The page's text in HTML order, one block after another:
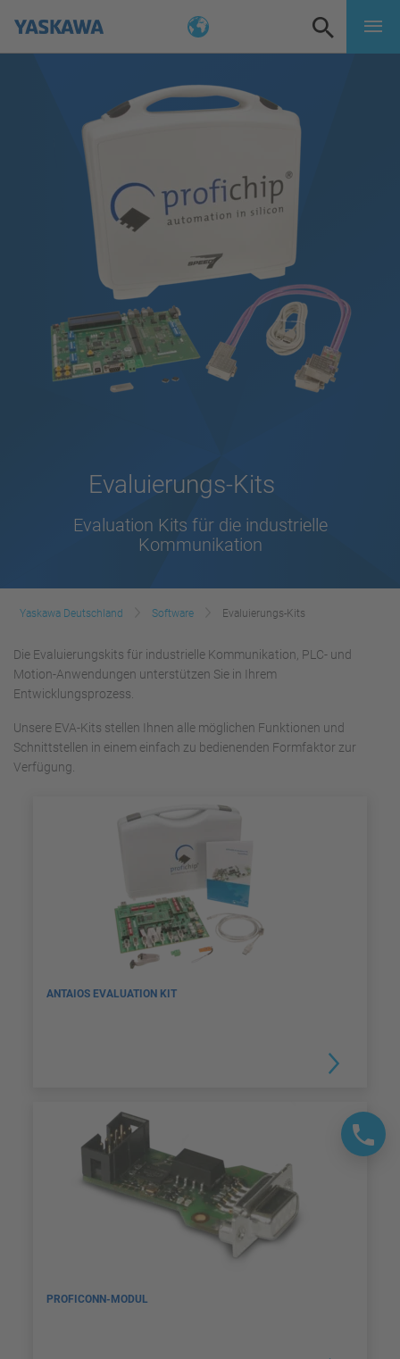
Evaluierungs-Kits
Evaluation Kits für die industrielle
Kommunikation
Yaskawa Deutschland Software Evaluierungs-Kits
Die Evaluierungskits für industrielle Kommunikation, PLC- und
Motion-Anwendungen unterstützen Sie in Ihrem
Entwicklungsprozess.
Unsere EVA-Kits stellen Ihnen alle möglichen Funktionen und
Schnittstellen in einem einfach zu bedienenden Formfaktor zur
Verfügung.
ANTAIOS EVALUATION KIT
PROFICONN-MODUL